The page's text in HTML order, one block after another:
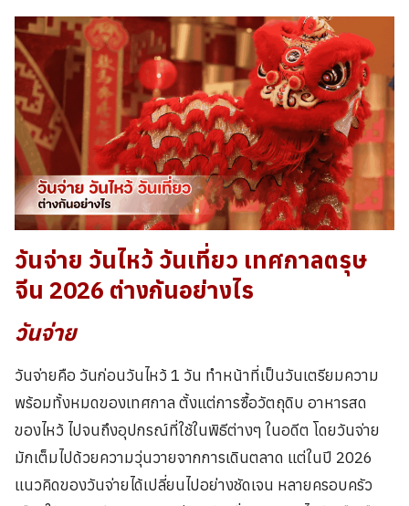
วันจ่าย วันไหว้ วันเที่ยว เทศกาลตรุษ
จีน 2026 ต่างกันอย่างไร
วันจ่าย
วันจ่ายคือ วันก่อนวันไหว้ 1 วัน ทำหน้าที่เป็นวันเตรียมความ
พร้อมทั้งหมดของเทศกาล ตั้งแต่การซื้อวัตถุดิบ อาหารสด
ของไหว้ ไปจนถึงอุปกรณ์ที่ใช้ในพิธีต่างๆ ในอดีต โดยวันจ่าย
มักเต็มไปด้วยความวุ่นวายจากการเดินตลาด แต่ในปี 2026
แนวคิดของวันจ่ายได้เปลี่ยนไปอย่างชัดเจน หลายครอบครัว